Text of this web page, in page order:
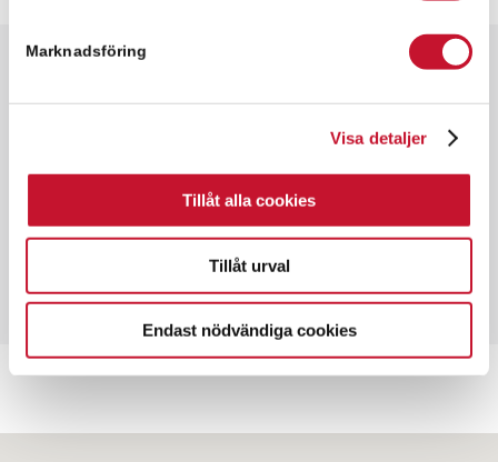
Marknadsföring
Visa detaljer
Tillåt alla cookies
Tillåt urval
Endast nödvändiga cookies
✓ Goda kommunikationer